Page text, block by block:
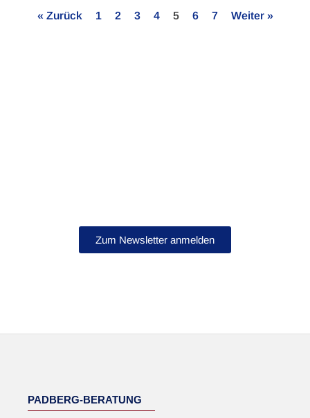
« Zurück 1 2 3 4 5 6 7 Weiter »
Zum Newsletter anmelden
NEWSLETTER
PADBERG-BERATUNG